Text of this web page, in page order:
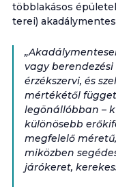
többlakásos
terei)
vagy
érzékszervi, és
mértékétől
legönállóbban –
különösebb
megfelelő
miközben
járókeret,